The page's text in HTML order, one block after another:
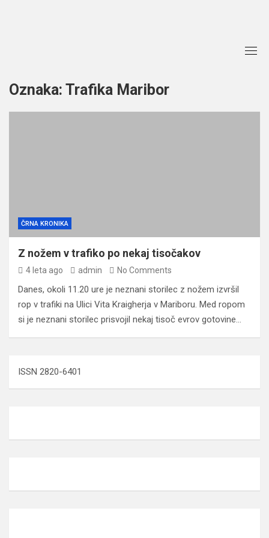
Oznaka: Trafika Maribor
ČRNA KRONIKA
Z nožem v trafiko po nekaj tisočakov
4 leta ago admin No Comments
Danes, okoli 11.20 ure je neznani storilec z nožem izvršil
rop v trafiki na Ulici Vita Kraigherja v Mariboru. Med ropom
si je neznani storilec prisvojil nekaj tisoč evrov gotovine…
ISSN 2820-6401